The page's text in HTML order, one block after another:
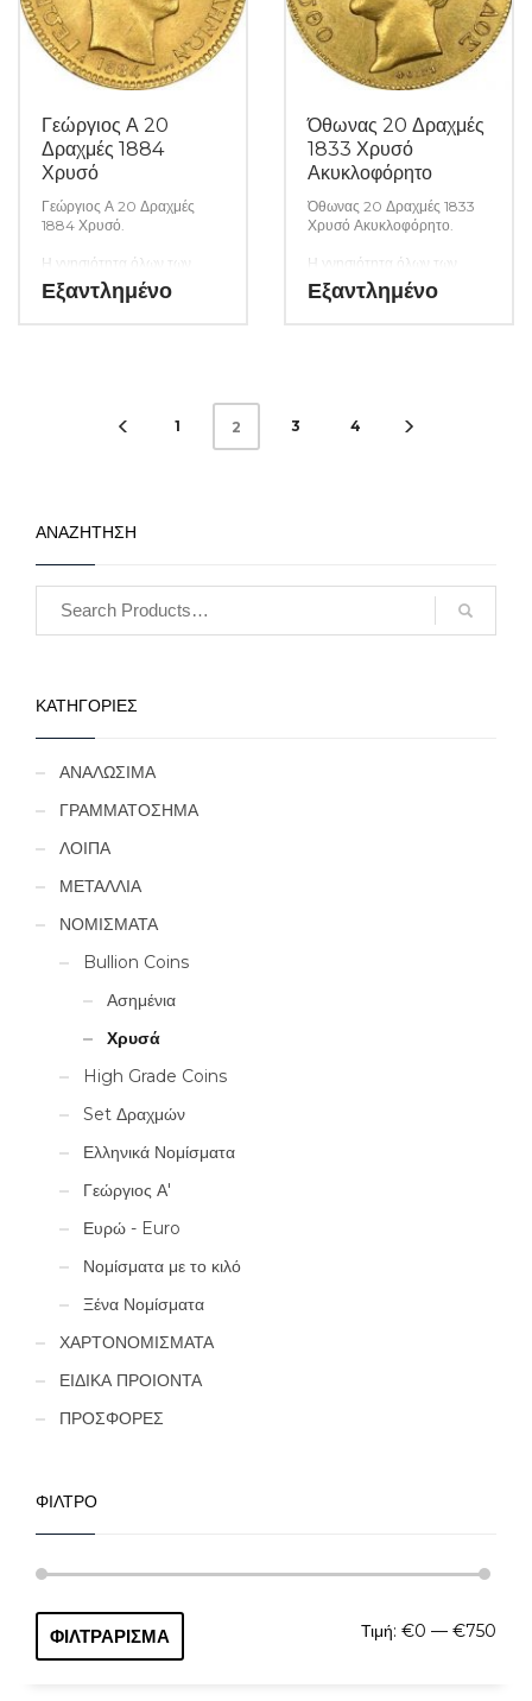
Γεώργιος Α 20
Δραχμές 1884
Χρυσό
Γεώργιος Α 20 Δραχμές
1884 Χρυσό.
Η γνησιότητα όλων των
προϊόντων μας είναι
εγγυημένη εφ όρου ζωής
Εξαντλημένο
Όθωνας 20 Δραχμές
1833 Χρυσό
Ακυκλοφόρητο
Όθωνας 20 Δραχμές 1833
Χρυσό Ακυκλοφόρητο.
Η γνησιότητα όλων των
προϊόντων μας είναι
εγγυημένη εφ όρου ζωής
Εξαντλημένο
1 2 3 4
ΑΝΑΖΗΤΗΣΗ
ΚΑΤΗΓΟΡΙΕΣ
ΑΝΑΛΩΣΙΜΑ
ΓΡΑΜΜΑΤΟΣΗΜΑ
ΛΟΙΠΑ
ΜΕΤΑΛΛΙΑ
ΝΟΜΙΣΜΑΤΑ
Bullion Coins
Ασημένια
Χρυσά
High Grade Coins
Set Δραχμών
Ελληνικά Νομίσματα
Γεώργιος Α'
Ευρώ - Euro
Νομίσματα με το κιλό
Ξένα Νομίσματα
ΧΑΡΤΟΝΟΜΙΣΜΑΤΑ
ΕΙΔΙΚΑ ΠΡΟΙΟΝΤΑ
ΠΡΟΣΦΟΡΕΣ
ΦΙΛΤΡΟ
ΦΙΛΤΡΆΡΙΣΜΑ Τιμή: €0 — €750